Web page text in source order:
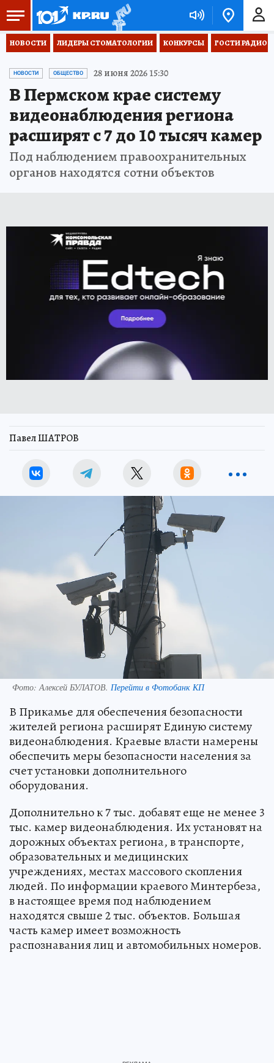
НОВОСТИ ЛИДЕРЫ СТОМАТОЛОГИИ КОНКУРСЫ ГОСТИ РАДИО
НОВОСТИ ОБЩЕСТВО 28 июня 2026 15:30
В Пермском крае систему
видеонаблюдения региона
расширят с 7 до 10 тысяч камер
Под наблюдением правоохранительных
органов находятся сотни объектов
Павел ШАТРОВ
Фото: Алексей БУЛАТОВ. Перейти в Фотобанк КП
В Прикамье для обеспечения безопасности
жителей региона расширят Единую систему
видеонаблюдения. Краевые власти намерены
обеспечить меры безопасности населения за
счет установки дополнительного
оборудования.
Дополнительно к 7 тыс. добавят еще не менее 3
тыс. камер видеонаблюдения. Их установят на
дорожных объектах региона, в транспорте,
образовательных и медицинских
учреждениях, местах массового скопления
людей. По информации краевого Минтербеза,
в настоящее время под наблюдением
находятся свыше 2 тыс. объектов. Большая
часть камер имеет возможность
распознавания лиц и автомобильных номеров.